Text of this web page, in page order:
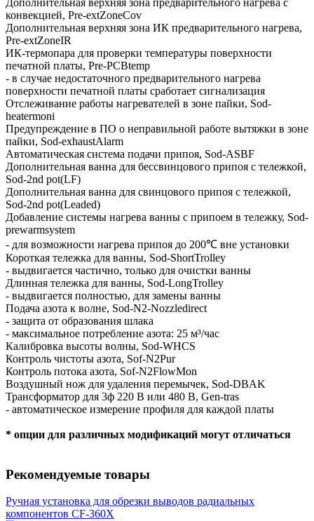
Дополнительная верхняя зона предварительного нагрева с
конвекцией, Pre-extZoneCov
Дополнительная верхняя зона ИК предварительного нагрева,
Pre-extZoneIR
ИК-термопара для проверки температуры поверхности
печатной платы, Pre-PCBtemp
- в случае недостаточного предварительного нагрева
поверхности печатной платы сработает сигнализация
Отслеживание работы нагревателей в зоне пайки, Sod-
heatermoni
Предупреждение в ПО о неправильной работе вытяжки в зоне
пайки, Sod-exhaustAlarm
Автоматическая система подачи припоя, Sod-ASBF
Дополнительная ванна для бессвинцового припоя с тележкой,
Sod-2nd pot(LF)
Дополнительная ванна для свинцового припоя с тележкой,
Sod-2nd pot(Leaded)
Добавление системы нагрева ванны с припоем в тележку, Sod-
prewarmsystem
- для возможности нагрева припоя до 200℃ вне установки
Короткая тележка для ванны, Sod-ShortTrolley
- выдвигается частично, только для очистки ванны
Длинная тележка для ванны, Sod-LongTrolley
- выдвигается полностью, для замены ванны
Подача азота к волне, Sod-N2-Nozzledirect
- защита от образования шлака
- максимальное потребление азота: 25 м³/час
Калибровка высоты волны, Sod-WHCS
Контроль чистоты азота, Sof-N2Pur
Контроль потока азота, Sof-N2FlowMon
Воздушный нож для удаления перемычек, Sod-DBAK
Трансформатор для 3ф 220 В или 480 В, Gen-tras
- автоматическое измерение профиля для каждой платы
* опции для различных модификаций могут отличаться
Рекомендуемые товары
Ручная установка для обрезки выводов радиальных
компонентов CF-360X